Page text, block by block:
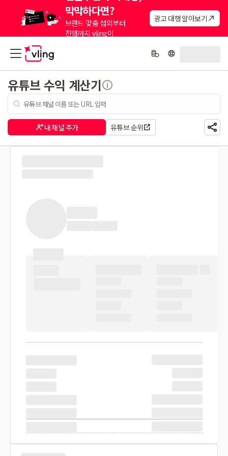
막막하다면?
브랜드 맞춤 섭외부터
진행까지 vling이
광고 대행 알아보기
유튜브 수익 계산기
내 채널 추가 유튜브 순위